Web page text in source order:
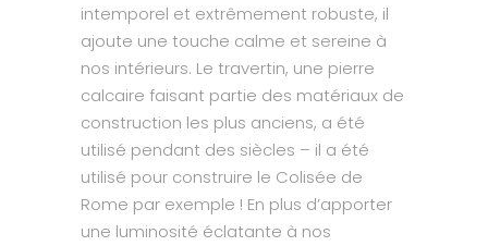
intemporel et extrêmement robuste, il
ajoute une touche calme et sereine à
nos intérieurs. Le travertin, une pierre
calcaire faisant partie des matériaux de
construction les plus anciens, a été
utilisé pendant des siècles – il a été
utilisé pour construire le Colisée de
Rome par exemple ! En plus d’apporter
une luminosité éclatante à nos